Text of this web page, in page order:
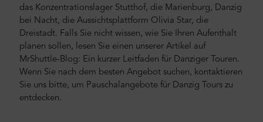
das Konzentrationslager Stutthof, die Marienburg, Danzig
bei Nacht, die Aussichtsplattform Olivia Star, die
Dreistadt. Falls Sie nicht wissen, wie Sie Ihren Aufenthalt
planen sollen, lesen Sie einen unserer Artikel auf
MrShuttle-Blog: Ein kurzer Leitfaden für Danziger Touren.
Wenn Sie nach dem besten Angebot suchen, kontaktieren
Sie uns bitte, um Pauschalangebote für Danzig Tours zu
entdecken.